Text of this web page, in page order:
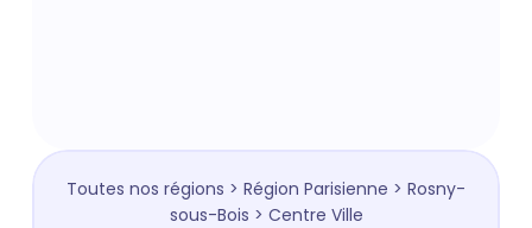
Toutes nos régions > Région Parisienne > Rosny-
sous-Bois > Centre Ville